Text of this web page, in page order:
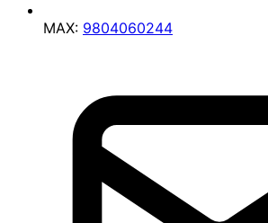
MAX: 9804060244